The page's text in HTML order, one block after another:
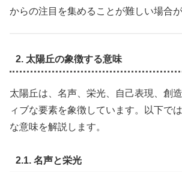
からの注目を集めることが難しい場合が
2. 太陽丘の象徴する意味
太陽丘は、名声、栄光、自己表現、創
ィブな要素を象徴しています。以下で
な意味を解説します。
2.1. 名声と栄光